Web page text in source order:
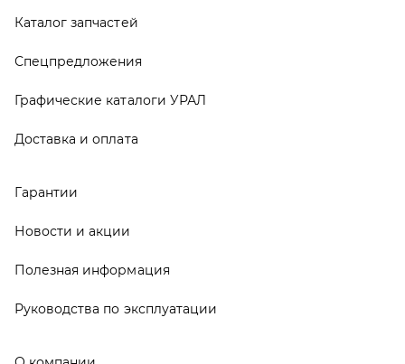
Каталог запчастей
Спецпредложения
Графические каталоги УРАЛ
Доставка и оплата
Гарантии
Новости и акции
Полезная информация
Руководства по эксплуатации